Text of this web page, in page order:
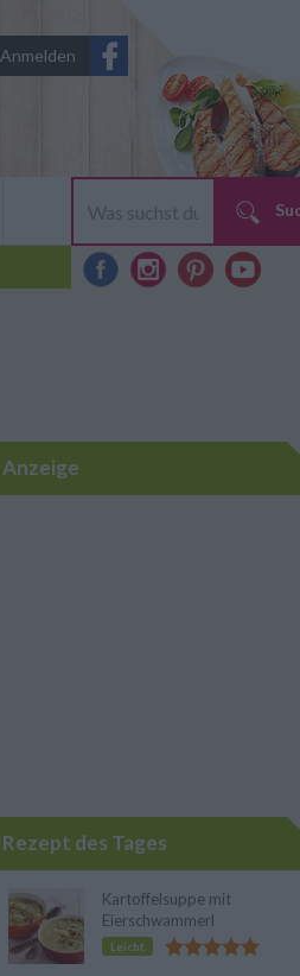
Anmelden
Anzeige
Rezept des Tages
Kartoffelsuppe mit
Eierschwammerl
Leicht